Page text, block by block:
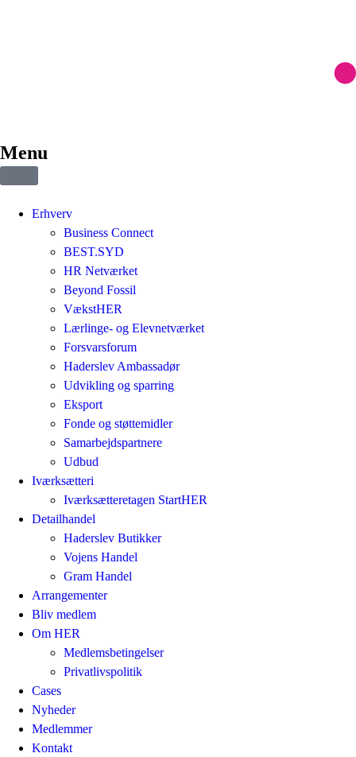
Menu
Erhverv
Business Connect
BEST.SYD
HR Netværket
Beyond Fossil
VækstHER
Lærlinge- og Elevnetværket
Forsvarsforum
Haderslev Ambassadør
Udvikling og sparring
Eksport
Fonde og støttemidler
Samarbejdspartnere
Udbud
Iværksætteri
Iværksætteretagen StartHER
Detailhandel
Haderslev Butikker
Vojens Handel
Gram Handel
Arrangementer
Bliv medlem
Om HER
Medlemsbetingelser
Privatlivspolitik
Cases
Nyheder
Medlemmer
Kontakt